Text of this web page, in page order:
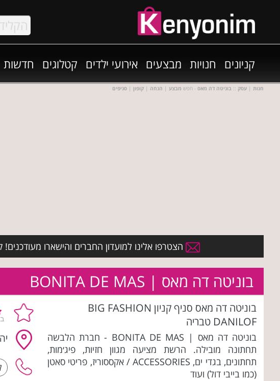
קניונים חנויות מבצעים אירועי ילדים קטלוגים חדשות
חנות | עסק :: בוניטה דה מאס - חפש מבצע | הנחה | קופון | סניפים
הצטרפו אלינו למועדון החברים והישארו מעודכנים!
בוניטה דה מאס | BONITA DE MAS
בוניטה דה מאס סניף קניון BIG FASHION
DANILOF טבריה
בוניטה דה מאס | BONITA DE MAS - חברת הלבשה
תחתונה מובילה. הרשת מציעה מגוון חזיות, פיג׳מות,
תחתונים, בגדי ים, ACCESSORIES / אקססוריז, פריטי סאטן
(כמו בייבי דול) ועוד